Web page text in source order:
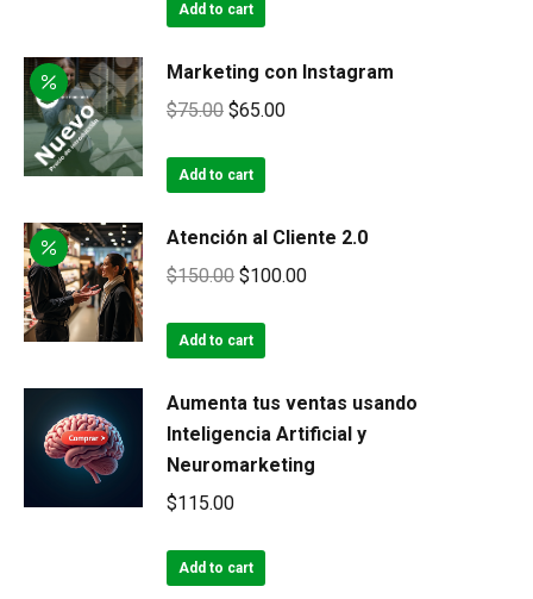
Add to cart
Marketing con Instagram
$75.00 Original
was:
$65.00Current
Add to cart
Atención al Cliente 2.0
$150.00 Original
was:
$100.00Current
Add to cart
Aumenta tus ventas usando
Inteligencia Artificial y
Neuromarketing
$115.00
Add to cart